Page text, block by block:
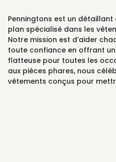
Penningtons est un
plan spécialisé dans les
Notre mission est d’aider
toute confiance en offrant
flatteuse pour toutes les
aux pièces phares, nous
vêtements conçus pour